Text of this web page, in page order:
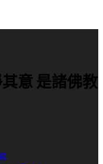
意 是諸佛教